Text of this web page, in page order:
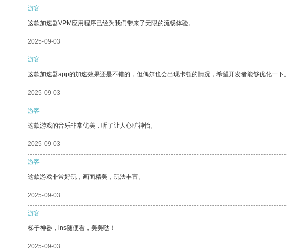
游客
这款加速器VPM应用程序已经为我们带来了无限的流畅体验。
2025-09-03
游客
这款加速器app的加速效果还是不错的，但偶尔也会出现卡顿的情况，希望开发者能够优化一下。
2025-09-03
游客
这款游戏的音乐非常优美，听了让人心旷神怡。
2025-09-03
游客
这款游戏非常好玩，画面精美，玩法丰富。
2025-09-03
游客
梯子神器，ins随便看，美美哒！
2025-09-03